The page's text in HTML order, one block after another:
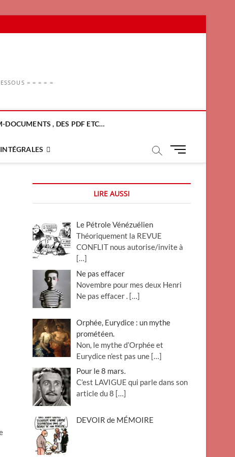
= = = = =
DOCUMENTS , DES PDF ETC…
M
u
u
n
LIRE AUSSI
Le Pétrole Vénézuélien
Théoriquement la REVUE
CONFLIT nous autorise/invite à
[…]
Ne pas effacer
Novembre pour mes deux Henri
Ne pas effacer . […]
Orphée, Eurydice : un mythe
prométéen.
Non, le mythe d’Orphée et
Eurydice n’est pas une […]
Pour le 8 mars.
C’est LAVIGUE qui parle dans son
article du 8 […]
DEVOIR de MÉMOIRE